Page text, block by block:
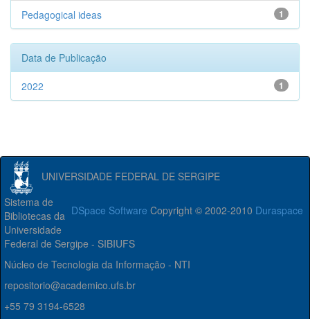
1
Pedagogical ideas
Data de Publicação
1
2022
UNIVERSIDADE FEDERAL DE SERGIPE
DSpace Software Copyright © 2002-2010 Duraspace
Sistema de
Bibliotecas da
Universidade
Federal de Sergipe - SIBIUFS
Núcleo de Tecnologia da Informação - NTI
repositorio@academico.ufs.br
+55 79 3194-6528